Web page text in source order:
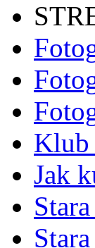
Klub
Jak